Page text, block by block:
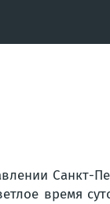
Санкт-
время